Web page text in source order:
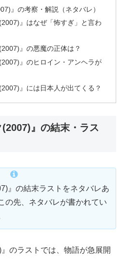
』の考察・解説（ネタバレ）
』はなぜ「怖すぎ」と言わ
』の悪魔の正体は？
』のヒロイン・アンヘラが
』には日本人が出てくる？
』の結末・ラス
』の結末ラストをネタバレあ
の先、ネタバレが書かれてい
のラストでは、物語が急展開